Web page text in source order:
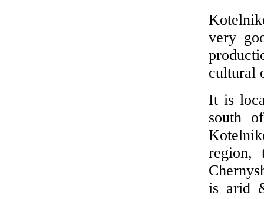
very
cultural
It is
south
region,
is arid